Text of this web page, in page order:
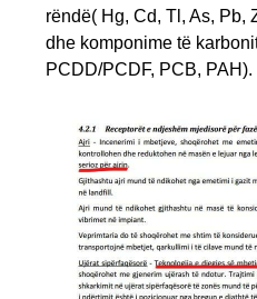
rëndë( Hg, Cd, Tl, As,
dhe komponime të
PCDD/PCDF, PCB, PAH).